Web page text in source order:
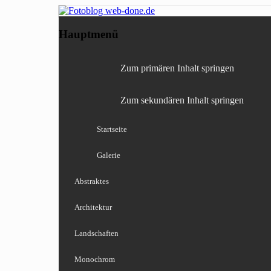
Fotoblog web-
Hauptmenü
Zum primären Inhalt springen
Zum sekundären Inhalt springen
Startseite
Galerie
Abstraktes
Architektur
Landschaften
Monochrom